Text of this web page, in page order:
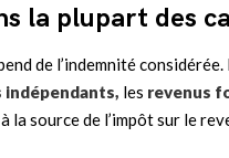
la plupart des
de l’indemnité
indépendants, les revenus
la source de l’impôt sur le